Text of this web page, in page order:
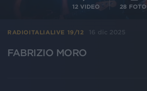
RADIOITALIALIVE 19/12 16 dic 2025
FABRIZIO MORO
12 VIDEO 28 FOTO